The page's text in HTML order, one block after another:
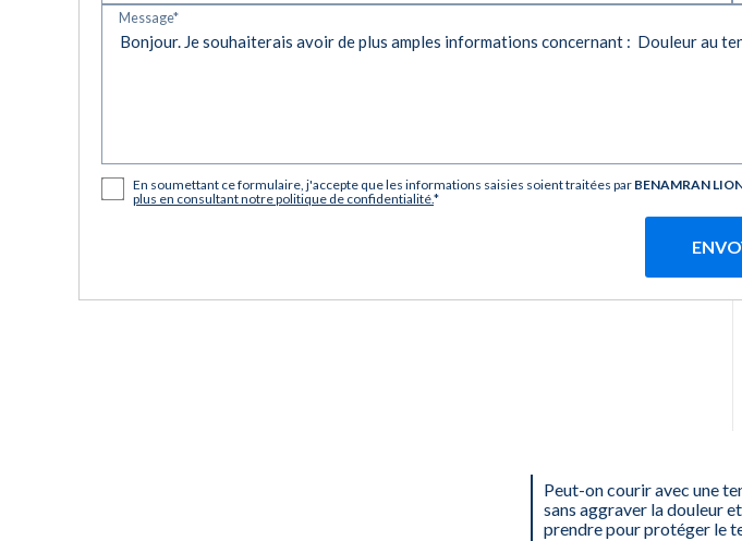
Message*
En soumettant ce formulaire, j'accepte que les informations saisies soient traitées par BENAMRAN
plus en consultant notre politique de confidentialité.*
Peut-on courir avec une
sans aggraver la douleur
prendre pour protéger le